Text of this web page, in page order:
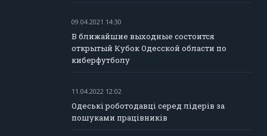
09.04.2021 14:30
В ближайшие выходные состоится
открытый Кубок Одесской области по
киберфутболу
11.04.2022 12:02
Одеські роботодавці серед лідерів за
пошуками працівників